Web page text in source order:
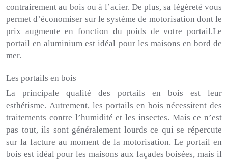
contrairement au bois ou à l’acier. De plus, sa légèreté vous
permet d’économiser sur le système de motorisation dont le
prix augmente en fonction du poids de votre portail.Le
portail en aluminium est idéal pour les maisons en bord de
mer.
Les portails en bois
La principale qualité des portails en bois est leur
esthétisme. Autrement, les portails en bois nécessitent des
traitements contre l’humidité et les insectes. Mais ce n’est
pas tout, ils sont généralement lourds ce qui se répercute
sur la facture au moment de la motorisation. Le portail en
bois est idéal pour les maisons aux façades boisées, mais il